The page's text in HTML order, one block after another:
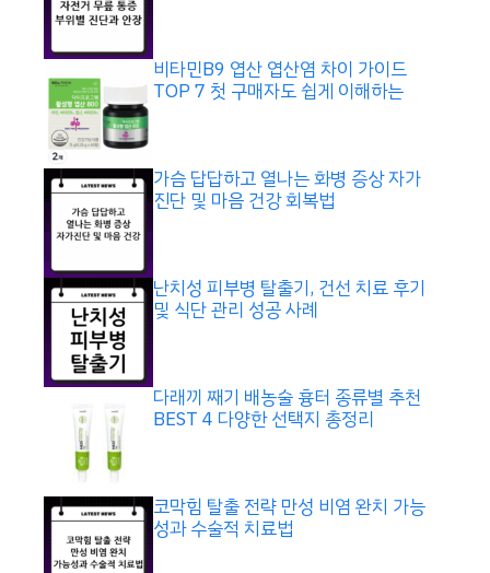
비타민B9 엽산 엽산염 차이 가이드
TOP 7 첫 구매자도 쉽게 이해하는
가슴 답답하고 열나는 화병 증상 자가
진단 및 마음 건강 회복법
난치성 피부병 탈출기, 건선 치료 후기
및 식단 관리 성공 사례
다래끼 째기 배농술 흉터 종류별 추천
BEST 4 다양한 선택지 총정리
코막힘 탈출 전략 만성 비염 완치 가능
성과 수술적 치료법